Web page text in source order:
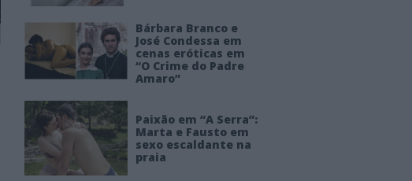
Bárbara Branco e
José Condessa em
cenas eróticas em
“O Crime do Padre
Amaro”
Paixão em “A Serra”:
Marta e Fausto em
sexo escaldante na
praia